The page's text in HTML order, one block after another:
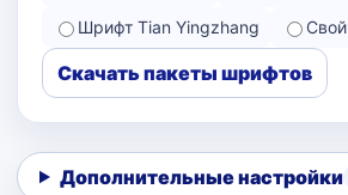
Шрифт Tian Yingzhang
Свой
Скачать пакеты шрифтов
Дополнительные настройки